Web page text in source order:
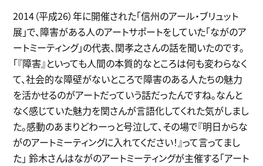
2014（平成26）年に開催された「信州のアール・ブリュット
展」で、障害がある人のアートサポートをしていた「ながのア
ートミーティング」の代表、関孝之さんの話を聞いたのです。
「『障害』といっても人間の本質的なところは何も変わらなく
て、社会的な障壁がないところで障害のある人たちの魅力
を活かせるのがアートだっていう話だったんですね。なんと
なく感じていた魅力を関さんが言語化してくれた気がしまし
た。感動のあまりどわーっと号泣して、その場で『明日からな
がのアートミーティングに入れてください！』って言ってまし
た」 鈴木さんはながのアートミーティングが主催する「アート